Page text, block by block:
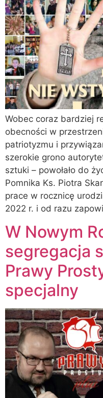
Wobec coraz bardziej
obecności w
patriotyzmu i
szerokie grono
sztuki – powołało do
Pomnika Ks. Piotra
prace w rocznicę
2022 r. i od razu
W Nowym
segregacja
Prawy
specjalny